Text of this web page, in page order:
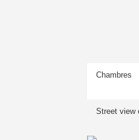
Chambres
Street view